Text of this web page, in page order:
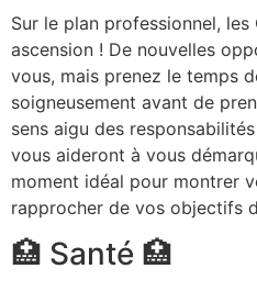
Sur le plan professionnel,
ascension ! De nouvelles
vous, mais prenez le temps
soigneusement avant de
sens aigu des
vous aideront à vous
moment idéal pour montrer
rapprocher de vos objectifs
🏥 Santé 🏥